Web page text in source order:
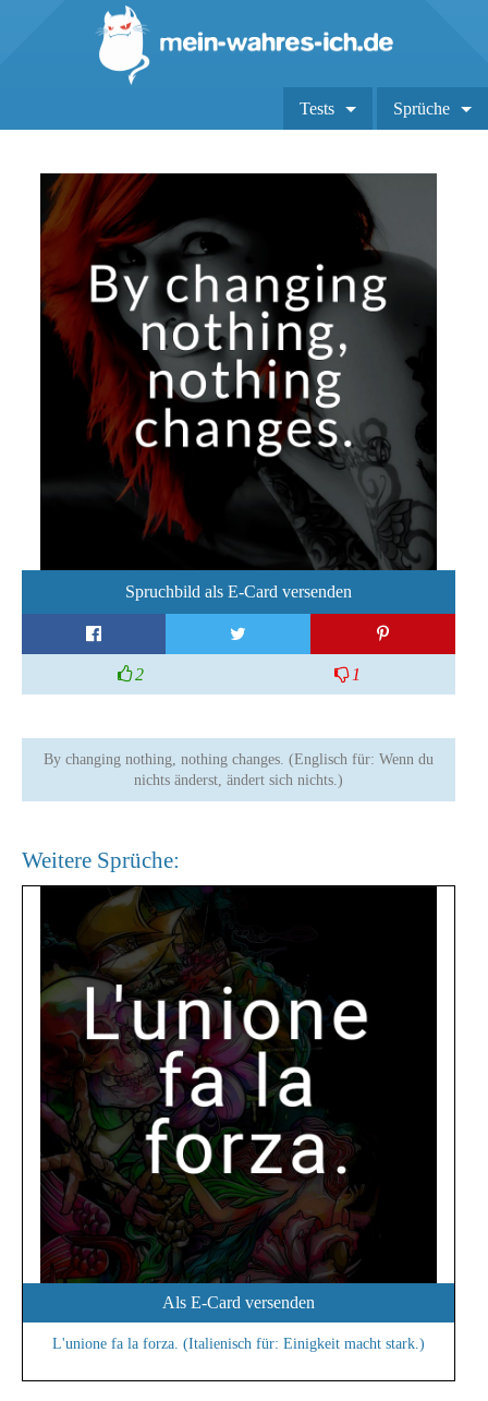
Tests Sprüche
Spruchbild als E-Card versenden
2 1
By changing nothing, nothing changes. (Englisch für: Wenn du
nichts änderst, ändert sich nichts.)
Weitere Sprüche:
Als E-Card versenden
L'unione fa la forza. (Italienisch für: Einigkeit macht stark.)